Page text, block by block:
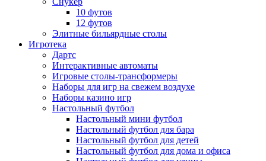
10 футов
12 футов
Элитные бильярдные столы
Игротека
Дартс
Интерактивные автоматы
Игровые столы-трансформеры
Наборы для игр на свежем воздухе
Наборы казино игр
Настольный футбол
Настольный мини футбол
Настольный футбол для бара
Настольный футбол для детей
Настольный футбол для дома и офиса